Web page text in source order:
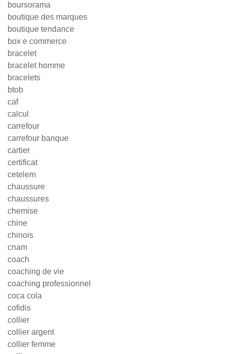
boursorama
boutique des marques
boutique tendance
box e commerce
bracelet
bracelet homme
bracelets
btob
caf
calcul
carrefour
carrefour banque
cartier
certificat
cetelem
chaussure
chaussures
chemise
chine
chinois
cnam
coach
coaching de vie
coaching professionnel
coca cola
cofidis
collier
collier argent
collier femme